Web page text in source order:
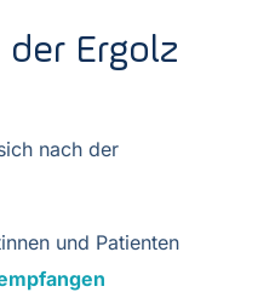
Ergolz
nach der
und Patienten